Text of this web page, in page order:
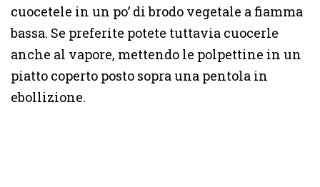
cuocetele in un po’ di brodo vegetale a fiamma
bassa. Se preferite potete tuttavia cuocerle
anche al vapore, mettendo le polpettine in un
piatto coperto posto sopra una pentola in
ebollizione.